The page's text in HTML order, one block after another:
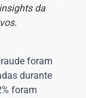
da
foram
durante
foram